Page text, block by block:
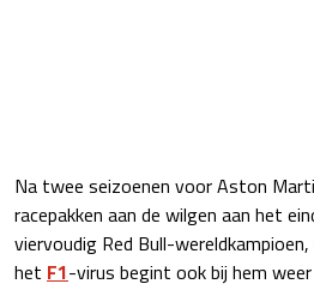
Na twee seizoenen voor Aston
racepakken aan de wilgen aan het
viervoudig Red Bull-
het F1-virus begint ook bij hem